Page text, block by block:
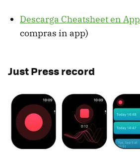
Descarga Cheatsheet en
compras in app)
Just Press record